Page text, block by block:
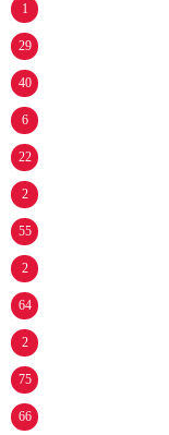
1
29
40
6
22
2
55
2
64
2
75
66